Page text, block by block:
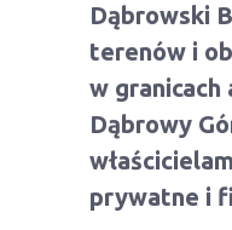
Dąbrowski
terenów i
w granicach
Dąbrowy
prywatne i